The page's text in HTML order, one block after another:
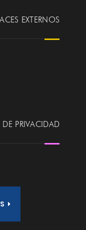
EXTERNOS
PRIVACIDAD